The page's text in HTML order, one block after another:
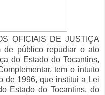
OFICIAIS DE JUSTIÇA
de público repudiar o ato
do Estado do Tocantins,
tem o intuíto
de 1996, que institui a Lei
Estado do Tocantins, do